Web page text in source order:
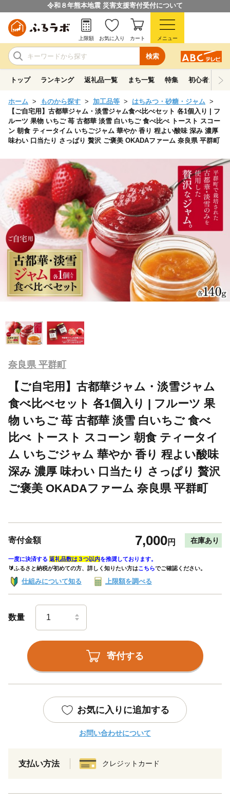
令和８年熊本地震 災害支援寄付受付について
検索
上限額 お気に入り カート メニュー
トップ ランキング 返礼品一覧 まち一覧 特集 初心者ガイド
ホーム ものから探す 加工品等
はちみつ・砂糖・ジャム
【ご自宅用】古都華ジャム・淡雪ジャム食べ比べセット 各1個入り | フ
ルーツ 果物 いちご 苺 古都華 淡雪 白いちご 食べ比べ トースト スコー
ン 朝食 ティータイム いちごジャム 華やか 香り 程よい酸味 深み 濃厚
味わい 口当たり さっぱり 贅沢 ご褒美 OKADAファーム 奈良県 平群町
奈良県 平群町
【ご自宅用】古都華ジャム・淡雪ジャム
食べ比べセット 各1個入り | フルーツ 果
物 いちご 苺 古都華 淡雪 白いちご 食べ
比べ トースト スコーン 朝食 ティータイ
ム いちごジャム 華やか 香り 程よい酸味
深み 濃厚 味わい 口当たり さっぱり 贅沢
ご褒美 OKADAファーム 奈良県 平群町
寄付金額 7,000円 在庫あり
一度に決済する 返礼品数は３つ以内を推奨しております。
🔰ふるさと納税が初めての方、詳しく知りたい方はこちらでご確認ください。
仕組みについて知る 上限額を調べる
数量
寄付する
お気に入りに追加する
お問い合わせについて
支払い方法 クレジットカード